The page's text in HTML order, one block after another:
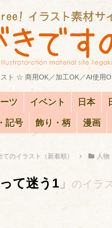
ト ☆ 商用OK／加工OK／AI使用
ツ イベント 日本
記号 飾り・柄 漫画
てのイラスト（新着順） 人物
て迷う1 」 のイラ